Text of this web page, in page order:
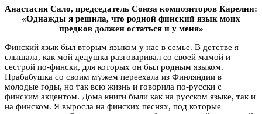
Анастасия Сало, председатель Союза композиторов Карелии:
«Однажды я решила, что родной финский язык моих
предков должен остаться и у меня»
Финский язык был вторым языком у нас в семье. В детстве я
слышала, как мой дедушка разговаривал со своей мамой и
сестрой по-фински, для которых он был родным языком.
Прабабушка со своим мужем переехала из Финляндии в
молодые годы, но так всю жизнь и говорила по-русски с
финским акцентом. Дома книги были как на русском языке, так и
на финском. Я выросла на финских песнях, под которые